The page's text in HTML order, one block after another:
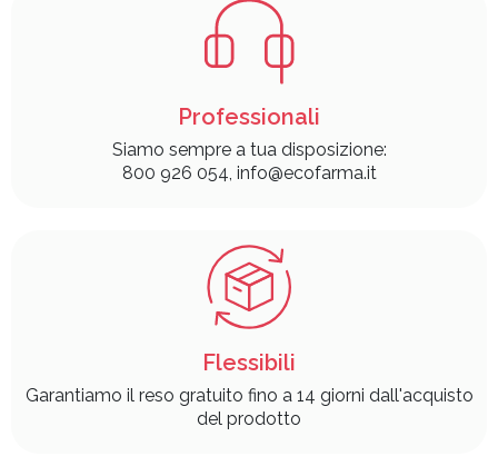
Professionali
Siamo sempre a tua disposizione:
800 926 054, info@ecofarma.it
Flessibili
Garantiamo il reso gratuito fino a 14 giorni dall'acquisto
del prodotto